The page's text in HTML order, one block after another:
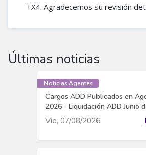
TX4. Agradecemos su revisión
Últimas noticias
Noticias Agentes
Cargos ADD Publicados en
2026 - Liquidación ADD Junio
Vie, 07/08/2026